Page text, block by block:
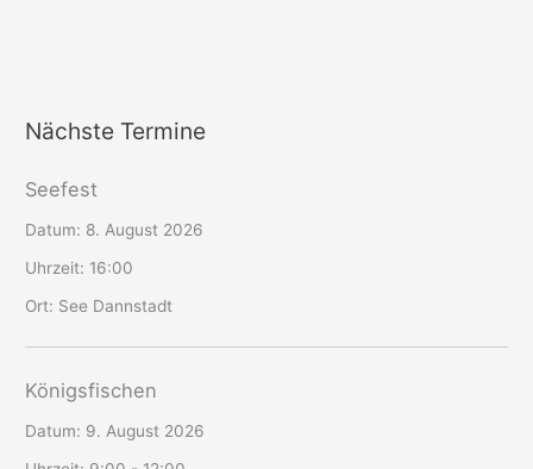
Nächste Termine
Seefest
Datum: 8. August 2026
Uhrzeit: 16:00
Ort: See Dannstadt
Königsfischen
Datum: 9. August 2026